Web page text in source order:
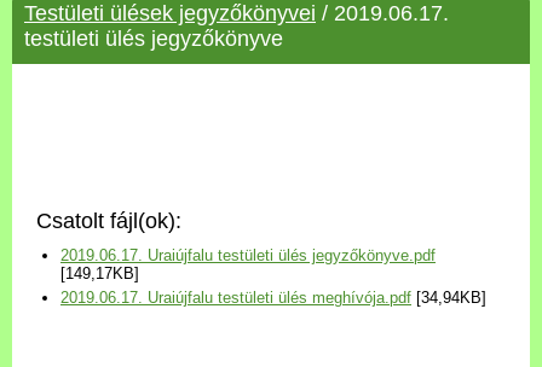
Uraiújfalu
Választási információk
Versenyképes Járások
Testületi ülések jegyzőkönyvei / 2019.06.17.
testületi ülés jegyzőkönyve
Csatolt fájl(ok):
2019.06.17. Uraiújfalu testületi ülés jegyzőkönyve.pdf
[149,17KB]
2019.06.17. Uraiújfalu testületi ülés meghívója.pdf [34,94KB]